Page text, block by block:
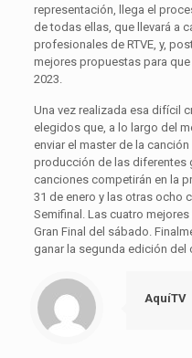
representación, llega el
de todas ellas, que llevará a
profesionales de RTVE, y,
mejores propuestas para
2023.
Una vez realizada esa difícil
elegidos que, a lo largo del
enviar el master de la
producción de las diferentes
canciones competirán en la
31 de enero y las otras ocho
Semifinal. Las cuatro
Gran Final del sábado.
ganar la segunda edición del
AquíTV